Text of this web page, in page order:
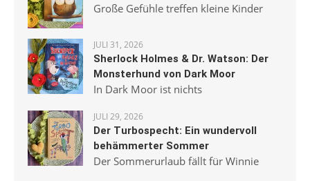
Große Gefühle treffen kleine Kinder
JULI 31, 2026
Sherlock Holmes & Dr. Watson: Der
Monsterhund von Dark Moor
In Dark Moor ist nichts
JULI 29, 2026
Der Turbospecht: Ein wundervoll
behämmerter Sommer
Der Sommerurlaub fällt für Winnie